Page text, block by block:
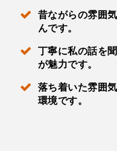
昔ながらの雰囲
んです。
丁寧に私の話を
が魅力です。
落ち着いた雰囲
環境です。